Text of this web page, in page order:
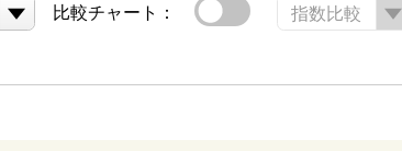
比較チャート： 指数比較